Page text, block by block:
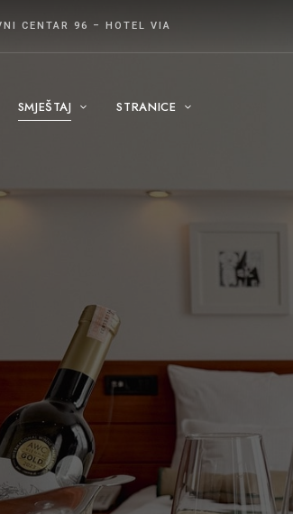
CENTAR 96 – HOTEL VIA
SMJEŠTAJ STRANICE